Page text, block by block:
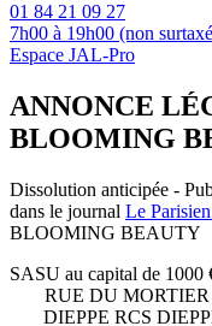
01 84 21 09 27
7h00 à 19h00 (non
Espace JAL-Pro
ANNONCE
BLOOMING
Dissolution anticipée -
dans le journal Le
BLOOMING BEAUTY
SASU au capital de 1000
RUE DU MORTIER
DIEPPE RCS